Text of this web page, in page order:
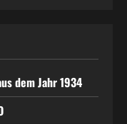
dem Jahr 1934